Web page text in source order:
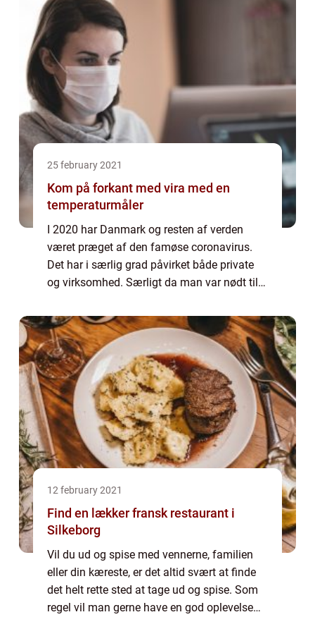
25 february 2021
Kom på forkant med vira med en
temperaturmåler
I 2020 har Danmark og resten af verden
været præget af den famøse coronavirus.
Det har i særlig grad påvirket både private
og virksomhed. Særligt da man var nødt til
december måned. Det har været både psyk...
12 february 2021
Find en lækker fransk restaurant i
Silkeborg
Vil du ud og spise med vennerne, familien
eller din kæreste, er det altid svært at finde
det helt rette sted at tage ud og spise. Som
regel vil man gerne have en god oplevelse